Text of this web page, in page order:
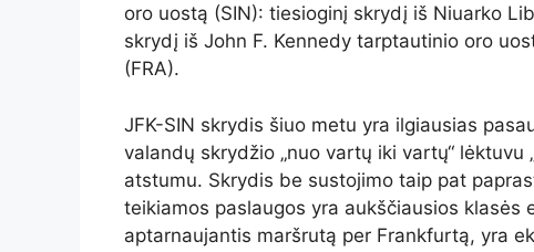
oro uostą (SIN): tiesioginį skrydį iš Niuarko
skrydį iš John F. Kennedy tarptautinio oro
(FRA).
JFK-SIN skrydis šiuo metu yra ilgiausias
valandų skrydžio „nuo vartų iki vartų“
atstumu. Skrydis be sustojimo taip pat
teikiamos paslaugos yra aukščiausios klasės
aptarnaujantis maršrutą per Frankfurtą, yra